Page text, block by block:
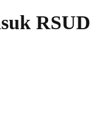
RSUD